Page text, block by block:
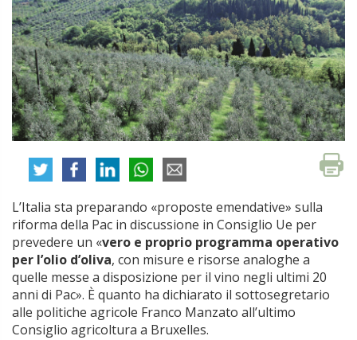
L’Italia sta preparando «proposte emendative» sulla
riforma della Pac in discussione in Consiglio Ue per
prevedere un «vero e proprio programma operativo
per l’olio d’oliva, con misure e risorse analoghe a
quelle messe a disposizione per il vino negli ultimi 20
anni di Pac». È quanto ha dichiarato il sottosegretario
alle politiche agricole Franco Manzato all’ultimo
Consiglio agricoltura a Bruxelles.